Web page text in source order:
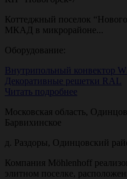
Коттеджный поселок
МКАД в микрорайоне...
Оборудование:
Внутрипольный конвектор
Декоративные решетки RAL
Читать подробнее
Московская область,
Барвихинское
д. Раздоры, Одинцовский
Компания Möhlenhoff
элитном поселке,